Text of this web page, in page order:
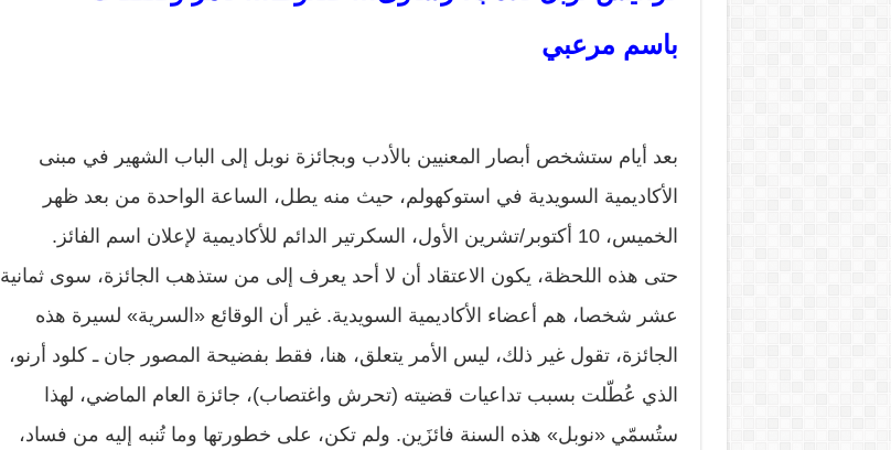
باسم مرعبي
بعد أيام ستشخص أبصار المعنيين بالأدب وبجائزة نوبل إلى الباب الشهير في مبنى
الأكاديمية السويدية في استوكهولم، حيث منه يطل، الساعة الواحدة من بعد ظهر
الخميس، 10 أكتوبر/تشرين الأول، السكرتير الدائم للأكاديمية لإعلان اسم الفائز.
حتى هذه اللحظة، يكون الاعتقاد أن لا أحد يعرف إلى من ستذهب الجائزة، سوى ثمانية
عشر شخصا، هم أعضاء الأكاديمية السويدية. غير أن الوقائع «السرية» لسيرة هذه
الجائزة، تقول غير ذلك، ليس الأمر يتعلق، هنا، فقط بفضيحة المصور جان ـ كلود أرنو،
الذي عُطّلت بسبب تداعيات قضيته (تحرش واغتصاب)، جائزة العام الماضي، لهذا
ستُسمّي «نوبل» هذه السنة فائزَين. ولم تكن، على خطورتها وما تُنبه إليه من فساد،